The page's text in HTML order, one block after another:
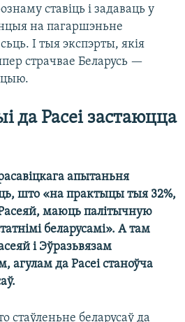
ставіць і задаваць у
на пагаршэньне
І тыя экспэрты, якія
страчвае Беларусь —
да Расеі застаюцца
апытаньня
што «на практыцы тыя 32%,
Расеяй, маюць палітычную
беларусамі». А там
і Эўразьвязам
агулам да Расеі станоўча
стаўленьне беларусаў да